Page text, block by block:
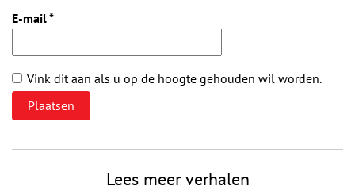
E-mail*
Vink dit aan als u op de hoogte gehouden wil worden.
Lees meer verhalen